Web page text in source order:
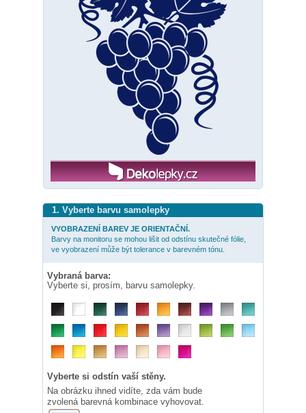
1. Vyberte barvu samolepky
VYOBRAZENÍ BAREV JE ORIENTAČNÍ.
Barvy na monitoru se mohou lišit od odstínu skutečné fólie,
ve vyobrazení může být tolerance v barevném tónu.
Vybraná barva:
Vyberte si, prosím, barvu samolepky.
Vyberte si odstín vaší stěny.
Na obrázku ihned vidíte, zda vám bude
zvolená barevná kombinace vyhovovat.